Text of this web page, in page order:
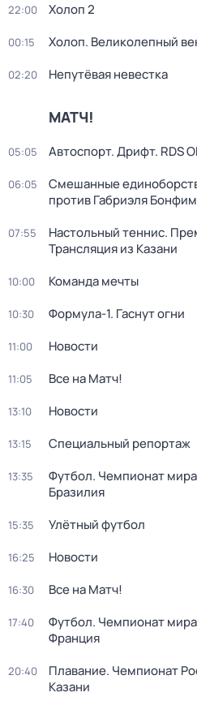
22:00 Холоп 2
00:15 Холоп. Великолепный
02:20 Непутёвая невестка
МАТЧ!
05:05 Автоспорт. Дрифт. RDS
06:05
Смешанные
против Габриэля
07:55
Настольный теннис.
Трансляция из Казани
10:00 Команда мечты
10:30 Формула-1. Гаснут огни
11:00 Новости
11:05 Все на Матч!
13:10 Новости
13:15 Специальный репортаж
13:35
Футбол. Чемпионат
Бразилия
15:35 Улётный футбол
16:25 Новости
16:30 Все на Матч!
17:40
Футбол. Чемпионат
Франция
20:40
Плавание. Чемпионат
Казани